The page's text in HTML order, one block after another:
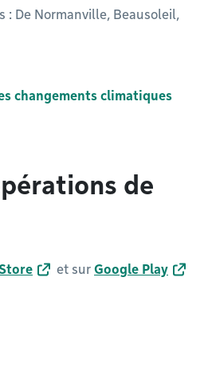
: De Normanville, Beausoleil,
changements climatiques
de
et sur Google Play